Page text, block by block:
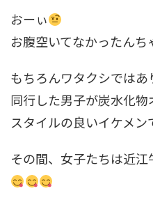
おーぃ
お腹空いてなかったんち
もちろんワタクシでは
同行した男子が炭水化物
スタイルの良いイケメン
その間、女子たちは近